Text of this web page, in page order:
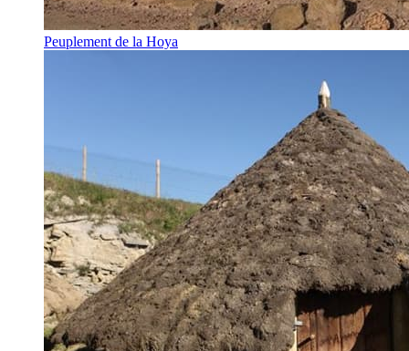
Peuplement de la Hoya